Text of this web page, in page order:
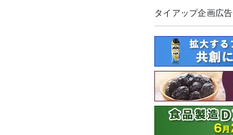
タイアップ企画広告